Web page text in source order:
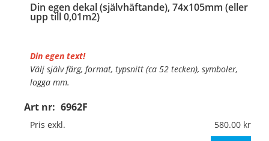
Din egen dekal (självhäftande), 74x105mm (eller
upp till 0,01m2)
Art nr: 6962F
Din egen text!
Välj själv färg, format, typsnitt (ca 52 tecken), symboler,
logga mm.
Material:Självhäftande folie
Mått:74x105mm (eller annat mått upp till 0,01m²)
Pris exkl. 580.00